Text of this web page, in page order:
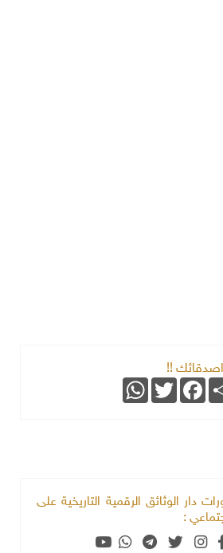
!!
Facebook
Twitter
WhatsApp
دار الوثائق الرقمية التاريخية على
: